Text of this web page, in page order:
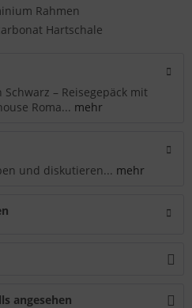
Rahmen
Hartschale
– Reisegepäck mit
Roma... mehr
und diskutieren... mehr
angesehen